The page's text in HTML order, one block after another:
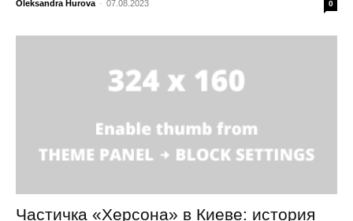
Oleksandra Hurova - 07.08.2023 0
Частичка «Херсона» в Киеве: история